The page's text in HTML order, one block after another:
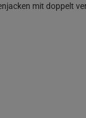
mit doppelt